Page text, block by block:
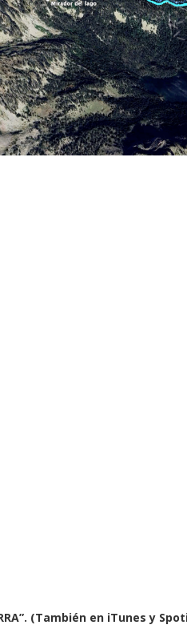
(También en iTunes y